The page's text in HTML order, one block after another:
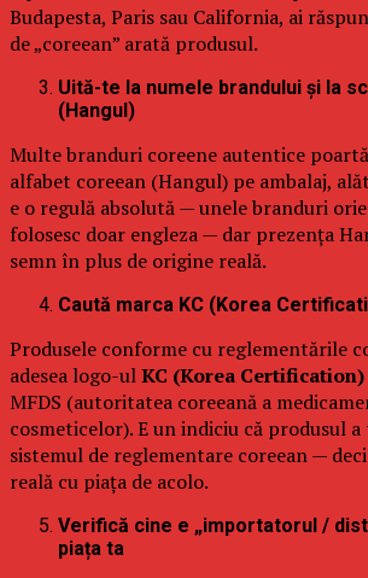
Budapesta, Paris sau California, ai
de „coreean” arată produsul.
Uită-te la numele brandului și la
(Hangul)
Multe branduri coreene autentice
alfabet coreean (Hangul) pe ambalaj,
e o regulă absolută — unele branduri
folosesc doar engleza — dar prezența
semn în plus de origine reală.
Caută marca KC (Korea
Produsele conforme cu reglementările
adesea logo-ulKC (Korea Certification)
MFDS (autoritatea coreeană a
cosmeticelor). E un indiciu că produsul
sistemul de reglementare coreean —
reală cu piața de acolo.
Verifică cine e „importatorul /
piața ta